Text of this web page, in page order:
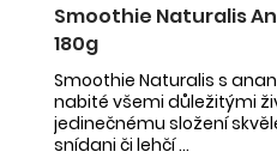
Smoothie Naturalis
180g
Smoothie Naturalis s
nabité všemi důležitými
jedinečnému složení
snídani či lehčí ...